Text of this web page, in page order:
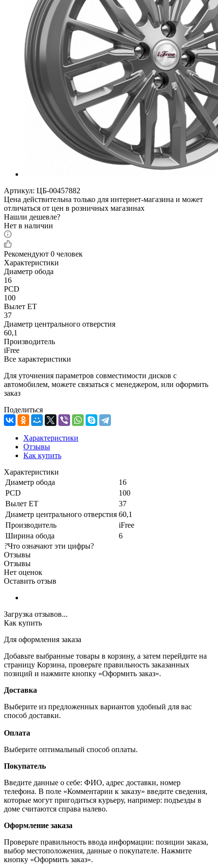
Артикул: ЦБ-00457882
Цена действительна только для интернет-магазина и может
отличаться от цен в розничных магазинах
Нашли дешевле?
Нет в наличии
Рекомендуют 0 человек
Характеристики
Диаметр обода
16
PCD
100
Вылет ET
37
Диаметр центрального отверстия
60,1
Производитель
iFree
Все характеристики
Для уточнения параметров совместимости дисков с
автомобилем, можете связаться с менеджером, или оформить
заказ
Поделиться
Характеристики
Отзывы
Как купить
Характеристики
Диаметр обода
16
PCD
100
Вылет ET
37
Диаметр центрального отверстия 60,1
Производитель
iFree
Ширина обода
6
?Что означают эти цифры?
Отзывы
Отзывы
Нет оценок
Оставить отзыв
Загрузка отзывов...
Как купить
Для оформления заказа
Добавьте выбранные товары в корзину, а затем перейдите на
страницу Корзина, проверьте правильность заказанных
позиций и нажмите кнопку «Оформить заказ».
Доставка
Выберите из предложенных вариантов удобный для вас
способ доставки.
Оплата
Выберите оптимальный способ оплаты.
Покупатель
Введите данные о себе: ФИО, адрес доставки, номер
телефона. В поле «Комментарии к заказу» введите сведения,
которые могут пригодиться курьеру, например: подъезды в
доме считаются справа налево.
Оформление заказа
Проверьте правильность ввода информации: позиции заказа,
выбор местоположения, данные о покупателе. Нажмите
кнопку «Оформить заказ».